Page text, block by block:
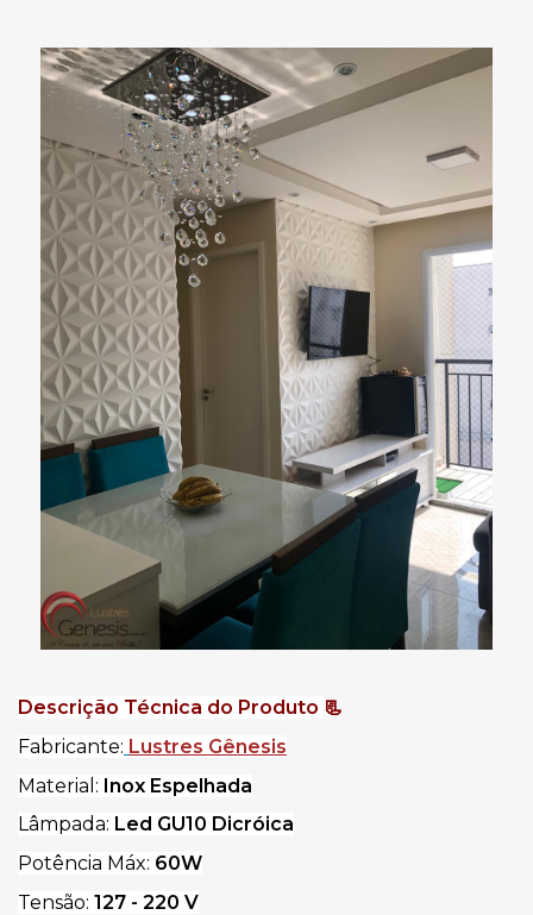
Descrição Técnica do Produto 📃
Fabricante: Lustres Gênesis
Material: Inox Espelhada
Lâmpada: Led GU10 Dicróica
Potência Máx: 60W
Tensão: 127 - 220 V